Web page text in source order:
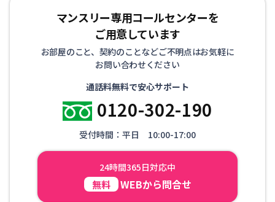
マンスリー専用コールセンターを
ご用意しています
お部屋のこと、契約のことなどご不明点はお気軽に
お問い合わせください
通話料無料で安心サポート
0120-302-190
受付時間：平日 10:00-17:00
24時間365日対応中
無料 WEBから問合せ